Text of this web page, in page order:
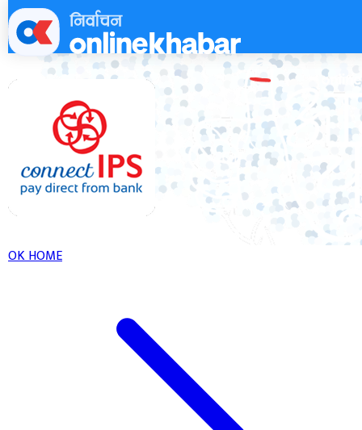
Skip
to
content
OK HOME